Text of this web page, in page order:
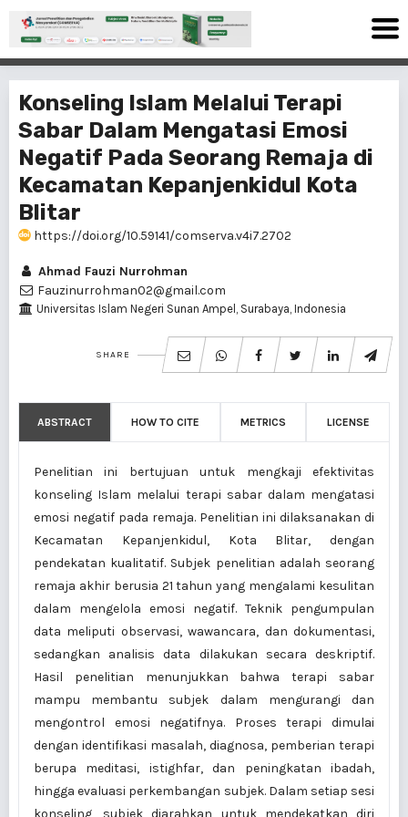
Konseling Islam Melalui Terapi
Sabar Dalam Mengatasi Emosi
Negatif Pada Seorang Remaja di
Kecamatan Kepanjenkidul Kota
Blitar
https://doi.org/10.59141/comserva.v4i7.2702
Ahmad Fauzi Nurrohman
Fauzinurrohman02@gmail.com
Universitas Islam Negeri Sunan Ampel, Surabaya, Indonesia
SHARE
ABSTRACT HOW TO CITE METRICS LICENSE
Penelitian ini bertujuan untuk mengkaji efektivitas
konseling Islam melalui terapi sabar dalam mengatasi
emosi negatif pada remaja. Penelitian ini dilaksanakan di
Kecamatan Kepanjenkidul, Kota Blitar, dengan
pendekatan kualitatif. Subjek penelitian adalah seorang
remaja akhir berusia 21 tahun yang mengalami kesulitan
dalam mengelola emosi negatif. Teknik pengumpulan
data meliputi observasi, wawancara, dan dokumentasi,
sedangkan analisis data dilakukan secara deskriptif.
Hasil penelitian menunjukkan bahwa terapi sabar
mampu membantu subjek dalam mengurangi dan
mengontrol emosi negatifnya. Proses terapi dimulai
dengan identifikasi masalah, diagnosa, pemberian terapi
berupa meditasi, istighfar, dan peningkatan ibadah,
hingga evaluasi perkembangan subjek. Dalam setiap sesi
konseling, subjek diarahkan untuk mendekatkan diri